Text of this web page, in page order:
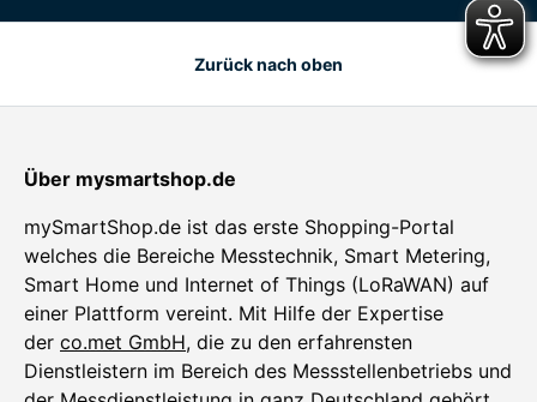
Zurück nach oben
Über mysmartshop.de
mySmartShop.de ist das erste Shopping-Portal
welches die Bereiche Messtechnik, Smart Metering,
Smart Home und Internet of Things (LoRaWAN) auf
einer Plattform vereint. Mit Hilfe der Expertise
der co.met GmbH, die zu den erfahrensten
Dienstleistern im Bereich des Messstellenbetriebs und